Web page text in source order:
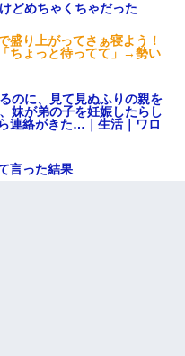
どめちゃくちゃだった
盛り上がってさぁ寝よう！
ちょっと待ってて」→勢い
のに、見て見ぬふりの親を
妹が弟の子を妊娠したらし
連絡がきた…｜生活｜ワロ
言った結果